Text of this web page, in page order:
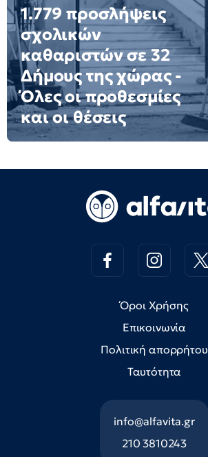
1.779 προσλήψεις
σχολικών
καθαριστών σε 32
Δήμους της χώρας -
Όλες οι προθεσμίες
και οι θέσεις
Όροι Χρήσης
Επικοινωνία
Πολιτική απορρήτου
Ταυτότητα
info@alfavita.gr
210 3810243